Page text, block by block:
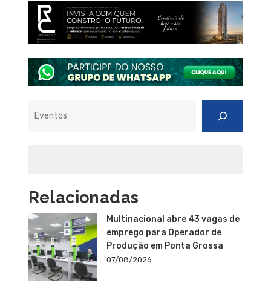
Relacionadas
Multinacional abre 43 vagas de
emprego para Operador de
Produção em Ponta Grossa
07/08/2026